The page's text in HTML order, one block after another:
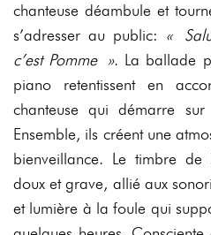
chanteuse déambule et
s’adresser au public: «
c’est Pomme ». La ballade
piano retentissent en
chanteuse qui démarre
Ensemble, ils créent une
bienveillance. Le timbre
doux et grave, allié aux
et lumière à la foule qui